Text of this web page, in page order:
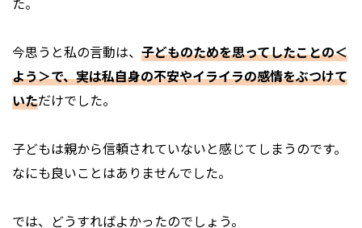
今思うと私の言動は、 子どものためを思ってしたことの＜
よう＞で、実は私自身の不安やイライラの感情をぶつけて
いただけでした。
子どもは親から信頼されていないと感じてしまうのです。
なにも良いことはありませんでした。
では、どうすればよかったのでしょう。